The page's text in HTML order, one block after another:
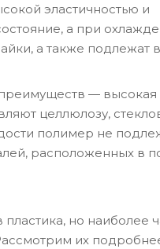
эластичностью и
а при
а также подлежат
— высокая
целлюлозу,
полимер не
расположенных в
но наиболее
их